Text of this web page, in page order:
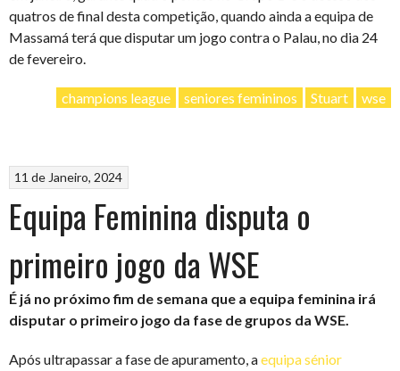
quatros de final desta competição, quando ainda a equipa de
Massamá terá que disputar um jogo contra o Palau, no dia 24
de fevereiro.
champions league seniores femininos Stuart wse
11 de Janeiro, 2024
Equipa Feminina disputa o
primeiro jogo da WSE
É já no próximo fim de semana que a equipa feminina irá
disputar o primeiro jogo da fase de grupos da WSE.
Após ultrapassar a fase de apuramento, aequipa sénior